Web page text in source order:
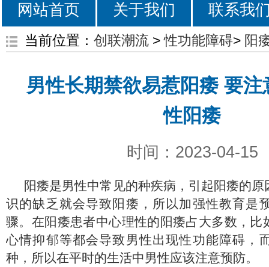
网站首页 关于我们 联系我
当前位置： 创联潮流>性功能障碍> 阳
男性长期禁欲易惹阳痿 要注
性阳痿
时间：2023-04-15
阳痿是男性中常见的种疾病，引起阳痿的
识的缺乏就会导致阳痿，所以加强性教育是
骤。在阳痿患者中心理性的阳痿占大多数，比
心情抑郁等都会导致男性出现性功能障碍，
种，所以在平时的生活中男性应该注意预防。